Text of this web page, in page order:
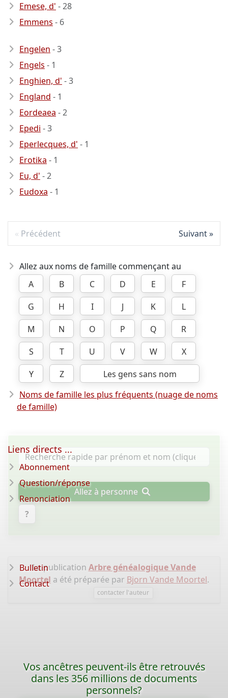
Emese, d' - 28
Emmens - 6
Engelen - 3
Engels - 1
Enghien, d' - 3
England - 1
Eordeaea - 2
Epedi - 3
Eperlecques, d' - 1
Erotika - 1
Eu, d' - 2
Eudoxa - 1
Précédent Suivant
Allez aux noms de famille commençant au
A
B C D E
F
G
H I J K
L
M
N O P Q
R
S
T U V W
X
Y
Z
Les gens sans nom
Noms de famille les plus fréquents (nuage de noms
de famille)
Allez à personne
?
La publication Arbre généalogique Vande
Moortel a été préparée par Bjorn Vande Moortel.
contacter l'auteur
Liens directs ...
Abonnement
Question/réponse
Renonciation
Bulletin
Contact
Vos ancêtres peuvent-ils être retrouvés
dans les 356 millions de documents
personnels?